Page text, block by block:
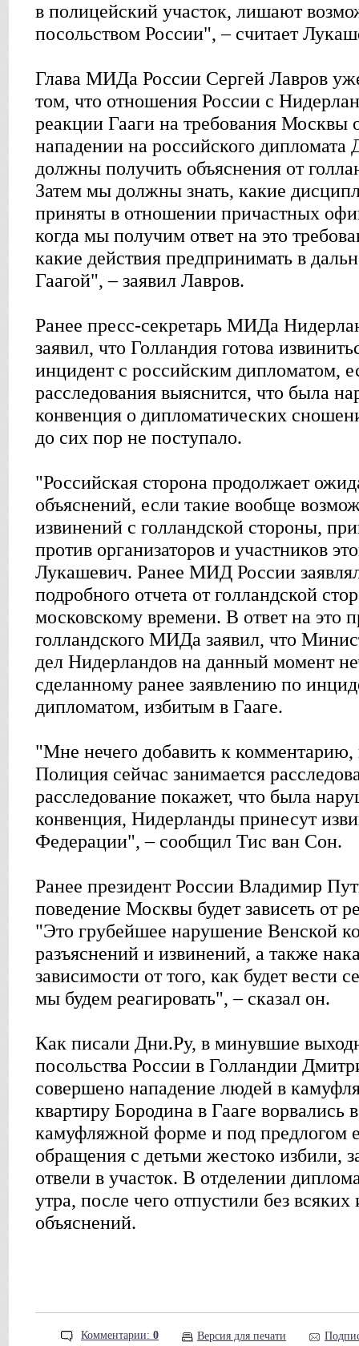
в полицейский участок, лишают
посольством России", – считает
Глава МИДа России Сергей Лавров
том, что отношения России с
реакции Гааги на требования Москвы
нападении на российского
должны получить объяснения от
Затем мы должны знать, какие
приняты в отношении причастных
когда мы получим ответ на это
какие действия предпринимать в
Гаагой", – заявил Лавров.
Ранее пресс-секретарь МИДа
заявил, что Голландия готова
инцидент с российским дипломатом,
расследования выяснится, что была
конвенция о дипломатических
до сих пор не поступало.
"Российская сторона продолжает
объяснений, если такие вообще
извинений с голландской стороны,
против организаторов и участников
Лукашевич. Ранее МИД России
подробного отчета от голландской
московскому времени. В ответ на это
голландского МИДа заявил, что
дел Нидерландов на данный момент
сделанному ранее заявлению по
дипломатом, избитым в Гааге.
"Мне нечего добавить к комментарию,
Полиция сейчас занимается
расследование покажет, что была
конвенция, Нидерланды принесут
Федерации", – сообщил Тис ван Сон.
Ранее президент России Владимир
поведение Москвы будет зависеть от
"Это грубейшее нарушение Венской
разъяснений и извинений, а также
зависимости от того, как будет вести
мы будем реагировать", – сказал он.
Как писали Дни.Ру, в минувшие
посольства России в Голландии
совершено нападение людей в
квартиру Бородина в Гааге
камуфляжной форме и под предлогом
обращения с детьми жестоко избили,
отвели в участок. В отделении
утра, после чего отпустили без
объяснений.
Комментарии: 0 Версия для печати